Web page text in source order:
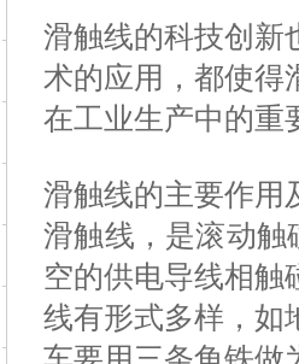
滑触线的科技创新
术的应用，都使得
在工业生产中的重
滑触线的主要作用
滑触线，是滚动触
空的供电导线相触
线有形式多样，如